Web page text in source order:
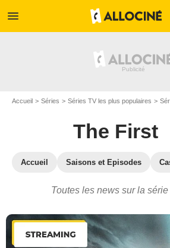
menu
Accueil Séries Séries TV les plus populaires
The First
Accueil Saisons et Episodes
Toutes les news sur la